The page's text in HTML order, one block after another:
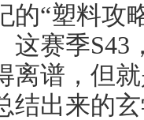
的“塑料攻
这赛季
离谱，但
结出来的